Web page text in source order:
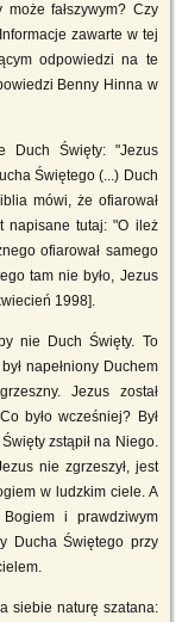
fałszywym? Czy
zawarte w tej
odpowiedzi na te
Benny Hinna w
Duch Święty: "Jezus
Świętego (...) Duch
mówi, że ofiarował
napisane tutaj: "O ileż
ofiarował samego
tam nie było, Jezus
1998].
nie Duch Święty. To
napełniony Duchem
Jezus został
było wcześniej? Był
zstąpił na Niego.
nie zgrzeszył, jest
w ludzkim ciele. A
i prawdziwym
Ducha Świętego przy
siebie naturę szatana: